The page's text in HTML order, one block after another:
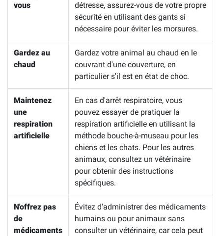
vous
détresse, assurez-vous de votre propre
sécurité en utilisant des gants si
nécessaire pour éviter les morsures.
Gardez au
chaud
Gardez votre animal au chaud en le
couvrant d'une couverture, en
particulier s'il est en état de choc.
Maintenez
une
respiration
artificielle
En cas d'arrêt respiratoire, vous
pouvez essayer de pratiquer la
respiration artificielle en utilisant la
méthode bouche-à-museau pour les
chiens et les chats. Pour les autres
animaux, consultez un vétérinaire
pour obtenir des instructions
spécifiques.
N'offrez pas
de
médicaments
Évitez d'administrer des médicaments
humains ou pour animaux sans
consulter un vétérinaire, car cela peut